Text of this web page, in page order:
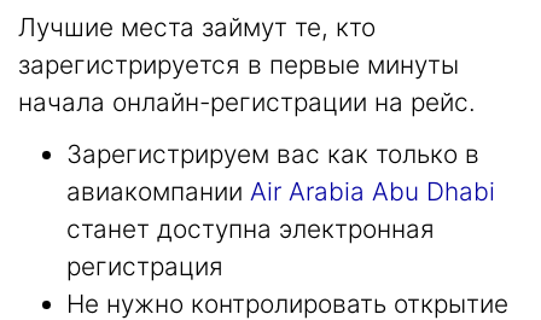
Лучшие места займут те, кто
зарегистрируется в первые минуты
начала онлайн-регистрации на рейс.
Зарегистрируем вас как только в
авиакомпании Air Arabia Abu Dhabi
станет доступна электронная
регистрация
Не нужно контролировать открытие